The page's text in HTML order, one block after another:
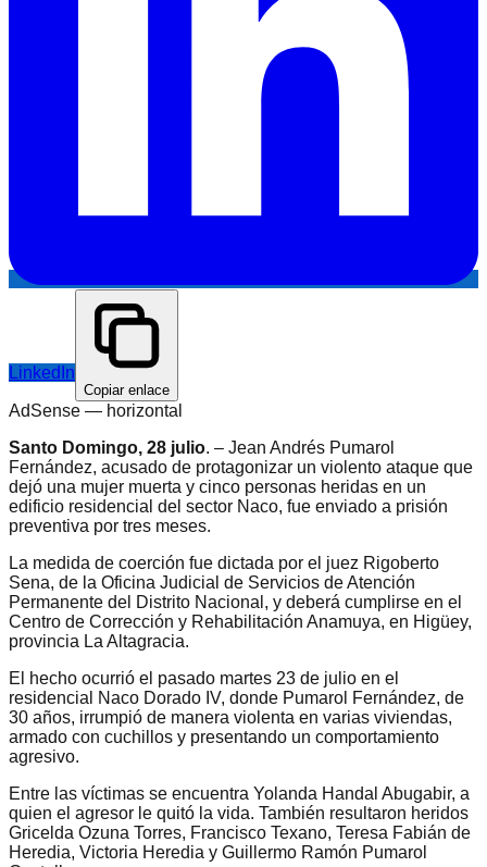
LinkedIn
Copiar enlace
AdSense — horizontal
Santo Domingo, 28 julio. – Jean Andrés Pumarol
Fernández, acusado de protagonizar un violento ataque que
dejó una mujer muerta y cinco personas heridas en un
edificio residencial del sector Naco, fue enviado a prisión
preventiva por tres meses.
La medida de coerción fue dictada por el juez Rigoberto
Sena, de la Oficina Judicial de Servicios de Atención
Permanente del Distrito Nacional, y deberá cumplirse en el
Centro de Corrección y Rehabilitación Anamuya, en Higüey,
provincia La Altagracia.
El hecho ocurrió el pasado martes 23 de julio en el
residencial Naco Dorado IV, donde Pumarol Fernández, de
30 años, irrumpió de manera violenta en varias viviendas,
armado con cuchillos y presentando un comportamiento
agresivo.
Entre las víctimas se encuentra Yolanda Handal Abugabir, a
quien el agresor le quitó la vida. También resultaron heridos
Gricelda Ozuna Torres, Francisco Texano, Teresa Fabián de
Heredia, Victoria Heredia y Guillermo Ramón Pumarol